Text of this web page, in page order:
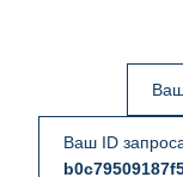
Ваш ID